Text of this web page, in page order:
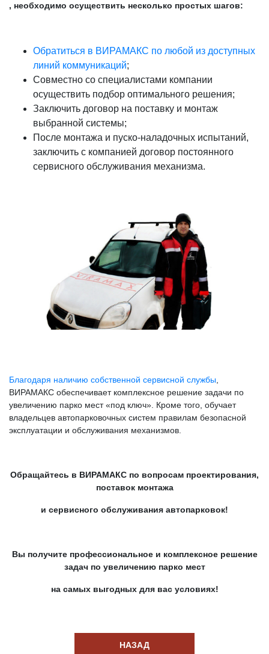
, необходимо осуществить несколько простых шагов:
Обратиться в ВИРАМАКС по любой из доступных
линий коммуникаций;
Совместно со специалистами компании
осуществить подбор оптимального решения;
Заключить договор на поставку и монтаж
выбранной системы;
После монтажа и пуско-наладочных испытаний,
заключить с компанией договор постоянного
сервисного обслуживания механизма.
Благодаря наличию собственной сервисной службы
ВИРАМАКС обеспечивает комплексное решение задачи по
увеличению парко мест «под ключ». Кроме того, обучает
владельцев автопарковочных систем правилам безопасной
эксплуатации и обслуживания механизмов.
Обращайтесь в ВИРАМАКС по вопросам проектирования,
поставок монтажа
и сервисного обслуживания автопарковок!
Вы получите профессиональное и комплексное решение
задач по увеличению парко мест
на самых выгодных для вас условиях!
НАЗАД